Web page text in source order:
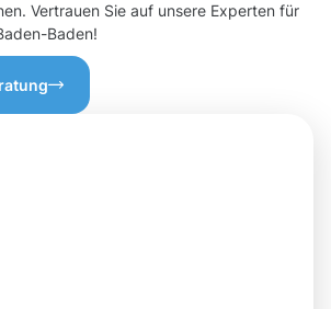
Vertrauen Sie auf unsere Experten für
Baden!